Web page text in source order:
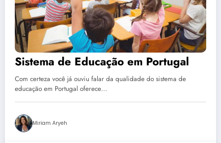
Sistema de Educação em Portugal
Com certeza você já ouviu falar da qualidade do sistema de
educação em Portugal oferece…
Miriam Aryeh